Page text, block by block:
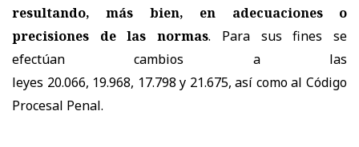
resultando, más bien, en adecuaciones o
precisiones de las normas. Para sus fines se
efectúan cambios a las
leyes 20.066, 19.968, 17.798 y 21.675, así como al Código
Procesal Penal.